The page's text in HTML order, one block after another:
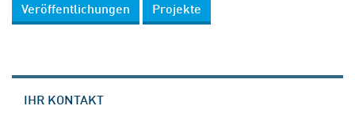
Veröffentlichungen Projekte
IHR KONTAKT